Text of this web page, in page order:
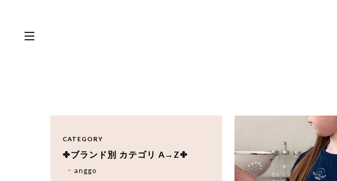
CATEGORY
✤ブランド別 カテゴリ A→Z✤
anggo